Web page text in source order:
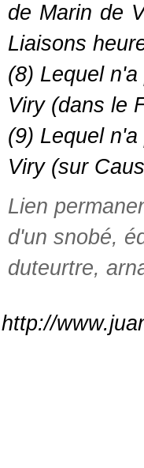
de Marin de
Liaisons
(8) Lequel
Viry (dans le
(9) Lequel
Viry (sur
Lien
d'un snobé,
duteurtre,
http://